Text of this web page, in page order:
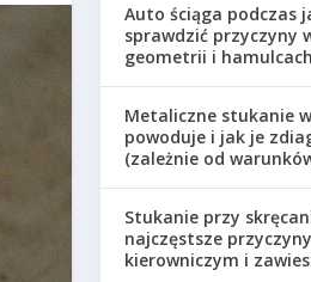
Auto ściąga podczas
sprawdzić przyczyny
geometrii i hamulcach
Metaliczne stukanie
powoduje i jak je
(zależnie od
Stukanie przy
najczęstsze
kierowniczym i